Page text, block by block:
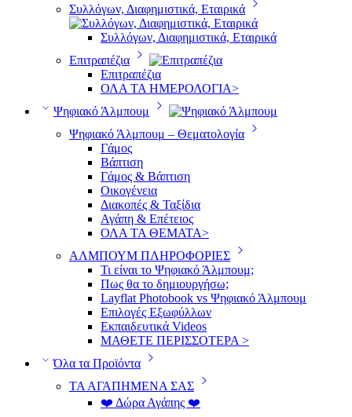
Συλλόγων, Διαφημιστικά, Εταιρικά
Συλλόγων, Διαφημιστικά, Εταιρικά
Επιτραπέζια
Επιτραπέζια
ΟΛΑ ΤΑ ΗΜΕΡΟΛΟΓΙΑ>
Ψηφιακό Άλμπουμ
Ψηφιακό Άλμπουμ – Θεματολογία
Γάμος
Βάπτιση
Γάμος & Βάπτιση
Οικογένεια
Διακοπές & Ταξίδια
Αγάπη & Επέτειος
ΟΛΑ ΤΑ ΘΕΜΑΤΑ>
ΑΛΜΠΟΥΜ ΠΛΗΡΟΦΟΡΙΕΣ
Τι είναι το Ψηφιακό Άλμπουμ;
Πως θα το δημιουργήσω;
Layflat Photobook vs Ψηφιακό Άλμπουμ
Επιλογές Εξωφύλλων
Εκπαιδευτικά Videos
ΜΑΘΕΤΕ ΠΕΡΙΣΣΟΤΕΡΑ >
Όλα τα Προϊόντα
ΤΑ ΑΓΑΠΗΜΕΝΑ ΣΑΣ
❤️ Δώρα Αγάπης ❤️